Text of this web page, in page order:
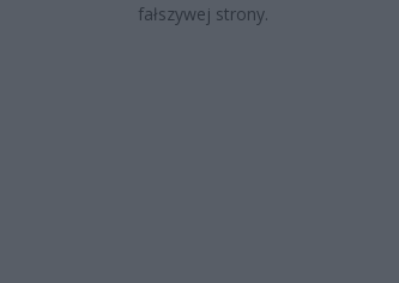
fałszywej strony.